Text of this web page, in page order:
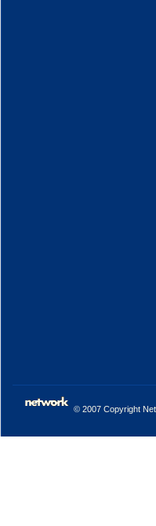
© 2007 Copyright